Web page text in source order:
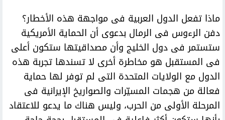
ماذا تفعل الدول العربية فى مواجهة هذه الأخطار؟
دفن الرءوس فى الرمال بدعوى أن الحماية الأمريكية
ستستمر فى دول الخليج وأن مصداقيتها ستكون أعلى
فى المستقبل هو مخاطرة أخرى لا تسندها تجربة هذه
الدول مع الولايات المتحدة التى لم توفر لها حماية
فعالة من هجمات المسيّرات والصواريخ الإيرانية فى
المرحلة الأولى من الحرب، وليس هناك ما يدعو للاعتقاد